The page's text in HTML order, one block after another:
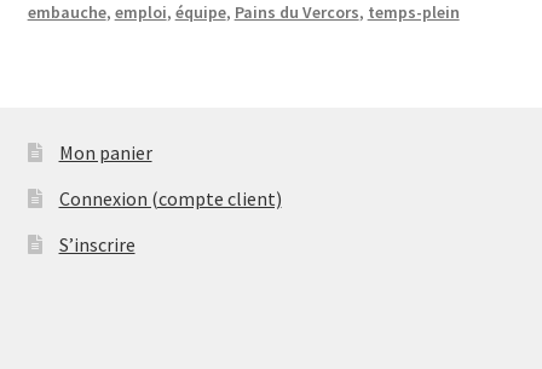
embauche, emploi, équipe, Pains du Vercors, temps-plein
Mon panier
Connexion (compte client)
S’inscrire